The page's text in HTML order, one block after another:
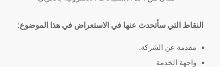
النقاط التي سأتحدث عنها في الاستعراض في هذا الموضوع:
مقدمة عن الشركة.
واجهة الخدمة